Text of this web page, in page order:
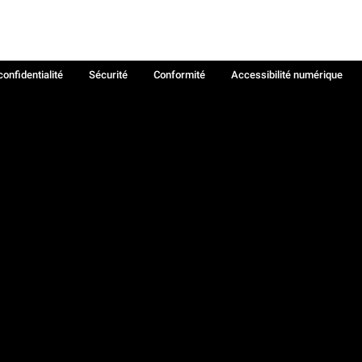
Sécurité Conformité
Accessibilité numérique